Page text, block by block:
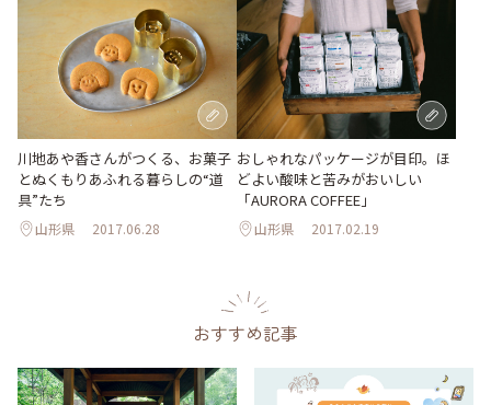
川地あや香さんがつくる、お菓子
とぬくもりあふれる暮らしの“道
具”たち
山形県 2017.06.28
おしゃれなパッケージが目印。ほ
どよい酸味と苦みがおいしい
「AURORA COFFEE」
山形県 2017.02.19
おすすめ記事